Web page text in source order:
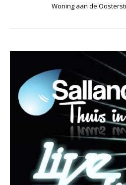
Woning aan de